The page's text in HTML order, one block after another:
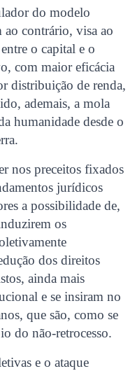
do modelo
ao contrário, visa ao
o capital e o
com maior eficácia
distribuição de renda,
ademais, a mola
humanidade desde o
nos preceitos fixados
jurídicos
a possibilidade de,
os
dos direitos
ainda mais
e se insiram no
que são, como se
do não-retrocesso.
e o ataque